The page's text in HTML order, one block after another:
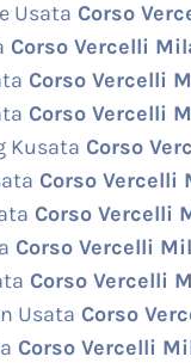
Usata Corso
Corso Vercelli
Corso Vercelli
Corso Vercelli
Kusata Corso
Corso Vercelli
Corso Vercelli
Corso Vercelli
Corso Vercelli
Usata Corso
Corso Vercelli